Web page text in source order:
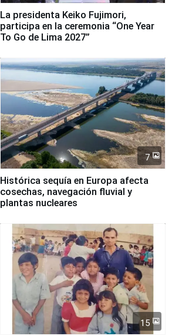
La presidenta Keiko Fujimori,
participa en la ceremonia “One Year
To Go de Lima 2027”
7
Histórica sequía en Europa afecta
cosechas, navegación fluvial y
plantas nucleares
15